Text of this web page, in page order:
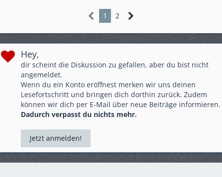
1 2
Hey,
dir scheint die Diskussion zu gefallen, aber du bist nicht
angemeldet.
Wenn du ein Konto eröffnest merken wir uns deinen
Lesefortschritt und bringen dich dorthin zurück. Zudem
können wir dich per E-Mail über neue Beiträge informieren.
Dadurch verpasst du nichts mehr.
Jetzt anmelden!